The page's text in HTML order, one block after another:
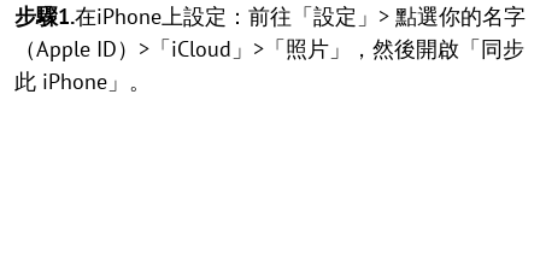
步驟1.在iPhone上設定：前往「設定」> 點選你的名字
（Apple ID）>「iCloud」>「照片」，然後開啟「同步
此 iPhone」。